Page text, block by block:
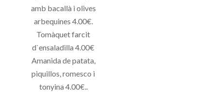
amb bacallà i olives
arbequines 4.00€.
Tomàquet farcit
d`ensaladilla 4.00€
Amanida de patata,
piquillos, romesco i
tonyina 4.00€..